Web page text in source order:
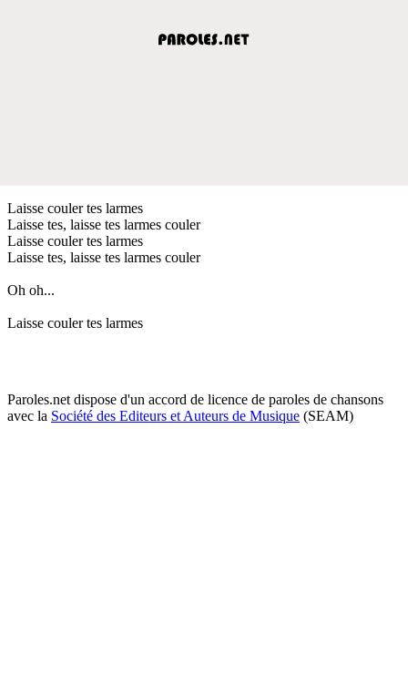
Laisse couler tes larmes
Laisse tes, laisse tes larmes couler
Laisse couler tes larmes
Laisse tes, laisse tes larmes couler
Oh oh...
Laisse couler tes larmes
Paroles.net dispose d'un accord de licence de paroles de chansons
avec la Société des Editeurs et Auteurs de Musique (SEAM)